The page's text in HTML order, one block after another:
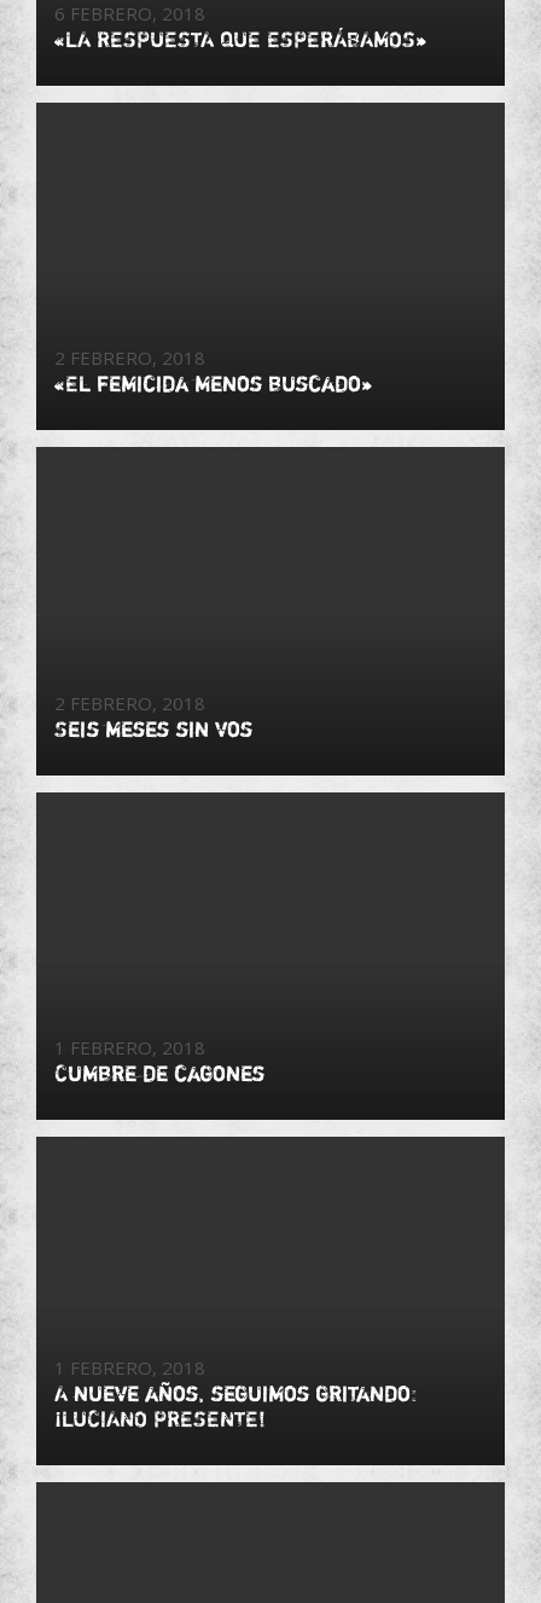
6 FEBRERO, 2018
«LA RESPUESTA QUE ESPERÁBAMOS»
2 FEBRERO, 2018
«El femicida menos buscado»
2 FEBRERO, 2018
Seis meses sin vos
1 FEBRERO, 2018
Cumbre de cagones
1 FEBRERO, 2018
A nueve años, seguimos gritando:
¡LUCIANO PRESENTE!